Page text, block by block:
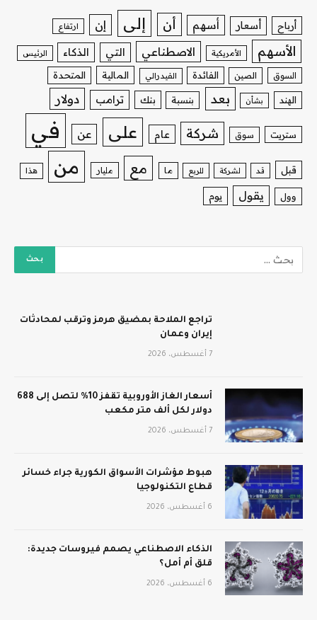
أرباح أسعار أسهم أن إلى إن ارتفاع
الأسهم الأمريكية الاصطناعي التي الذكاء الرئيس
السوق الصين الفائدة الفيدرالي المالية المتحدة
الهند بشأن بعد بنسبة بنك ترامب دولار
ستريت سوق شركة عام على عن في
قبل قد لشركة للربع ما مع مليار من هذا
وول يقول يوم
تراجع الملاحة بمضيق هرمز وترقب لمحادثات
إيران وعمان
7 أغسطس، 2026
أسعار الغاز الأوروبية تقفز 10% لتصل إلى 688
دولار لكل ألف متر مكعب
7 أغسطس، 2026
هبوط مؤشرات الأسواق الكورية جراء خسائر
قطاع التكنولوجيا
6 أغسطس، 2026
الذكاء الاصطناعي يصمم فيروسات جديدة:
قلق أم أمل؟
6 أغسطس، 2026